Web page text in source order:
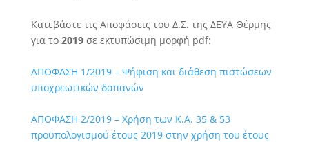
Κατεβάστε τις Αποφάσεις του Δ.Σ. της ΔΕΥΑ Θέρμης
για το 2019σε εκτυπώσιμη μορφή pdf:
ΑΠΟΦΑΣΗ 1/2019 – Ψήφιση και διάθεση πιστώσεων
υποχρεωτικών δαπανών
ΑΠΟΦΑΣΗ 2/2019 – Χρήση των Κ.Α. 35 & 53
προϋπολογισμού έτους 2019 στην χρήση του έτους